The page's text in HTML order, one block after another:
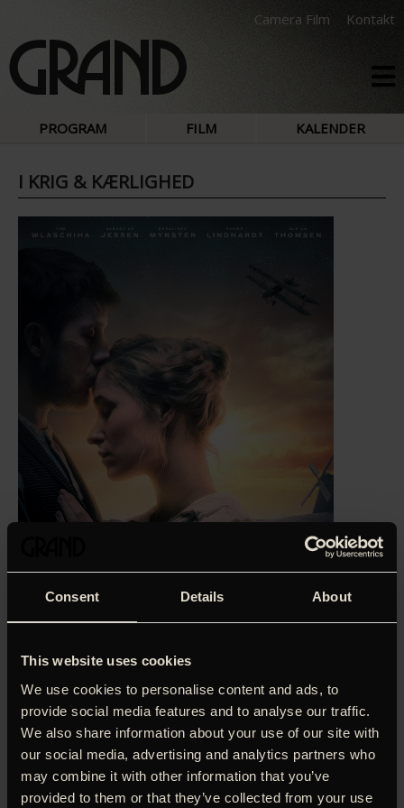
Consent Details About
This website uses cookies
We use cookies to personalise content and ads, to
provide social media features and to analyse our traffic.
We also share information about your use of our site with
our social media, advertising and analytics partners who
may combine it with other information that you’ve
provided to them or that they’ve collected from your use
Camera Film Kontakt
PROGRAM FILM KALENDER
I KRIG & KÆRLIGHED
‘Et sjældent ambititøst melodrama… de nødstedte
elskende overbeviser.’Bo Green Jensen, Weekendavisen
Da Esben fingerer sin egen død, er det for at flygte fra
krigen og blive forenet med sin elskede kone Kirstine og
deres søn Karl efter 3 år. Men alt er ændret i hans fravær…